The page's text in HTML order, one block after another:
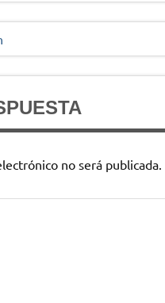
no será publicada.